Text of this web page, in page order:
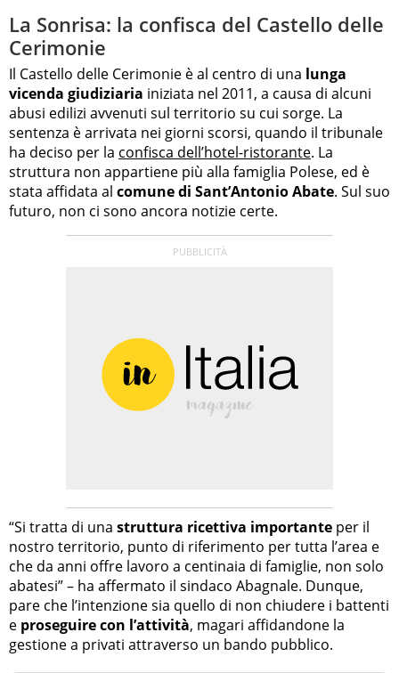
La Sonrisa: la confisca del Castello delle
Cerimonie
Il Castello delle Cerimonie è al centro di una lunga
vicenda giudiziaria iniziata nel 2011, a causa di alcuni
abusi edilizi avvenuti sul territorio su cui sorge. La
sentenza è arrivata nei giorni scorsi, quando il tribunale
ha deciso per la confisca dell’hotel-ristorante. La
struttura non appartiene più alla famiglia Polese, ed è
stata affidata al comune di Sant’Antonio Abate. Sul suo
futuro, non ci sono ancora notizie certe.
“Si tratta di una struttura ricettiva importante per il
nostro territorio, punto di riferimento per tutta l’area e
che da anni offre lavoro a centinaia di famiglie, non solo
abatesi” – ha affermato il sindaco Abagnale. Dunque,
pare che l’intenzione sia quello di non chiudere i battenti
e proseguire con l’attività, magari affidandone la
gestione a privati attraverso un bando pubblico.